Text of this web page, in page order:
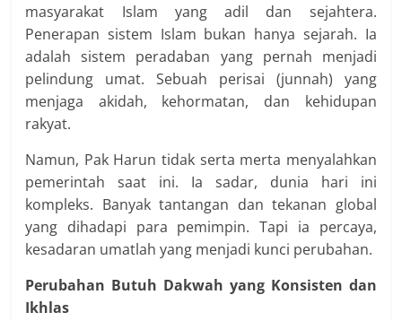
masyarakat Islam yang adil dan sejahtera.
Penerapan sistem Islam bukan hanya sejarah. Ia
adalah sistem peradaban yang pernah menjadi
pelindung umat. Sebuah perisai (junnah) yang
menjaga akidah, kehormatan, dan kehidupan
rakyat.
Namun, Pak Harun tidak serta merta menyalahkan
pemerintah saat ini. Ia sadar, dunia hari ini
kompleks. Banyak tantangan dan tekanan global
yang dihadapi para pemimpin. Tapi ia percaya,
kesadaran umatlah yang menjadi kunci perubahan.
Perubahan Butuh Dakwah yang Konsisten dan
Ikhlas